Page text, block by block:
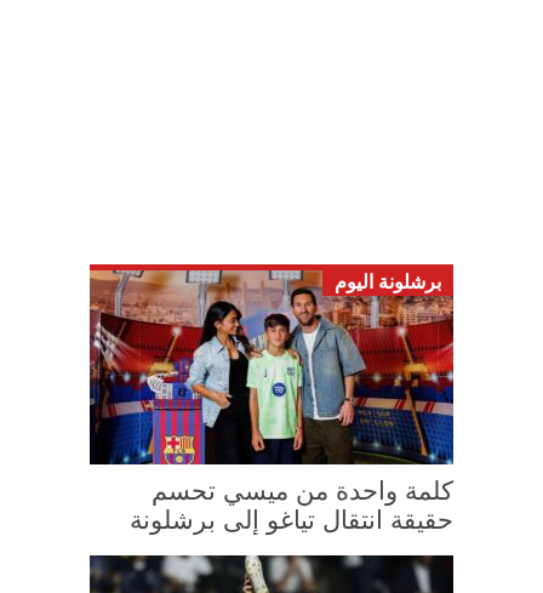
برشلونة اليوم
كلمة واحدة من ميسي تحسم
حقيقة انتقال تياغو إلى برشلونة